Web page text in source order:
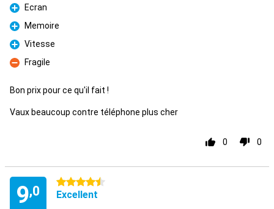
Pour
Ecran
Pour
Memoire
Pour
Vitesse
Contre
Fragile
Bon prix pour ce qu'il fait !
Vaux beaucoup contre téléphone plus cher
0 0
9,0
4.5 étoiles
Excellent